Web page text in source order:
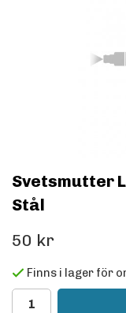
Svetsmutter
Stål
50 kr
Finns i lager för